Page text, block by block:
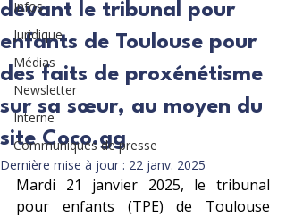
Infos
Juridique
Médias
Newsletter
Interne
Communiqués de presse
devant le tribunal pour
enfants de Toulouse pour
des faits de proxénétisme
sur sa sœur, au moyen du
site Coco.gg
Dernière mise à jour : 22 janv. 2025
Mardi 21 janvier 2025, le tribunal
pour enfants (TPE) de Toulouse